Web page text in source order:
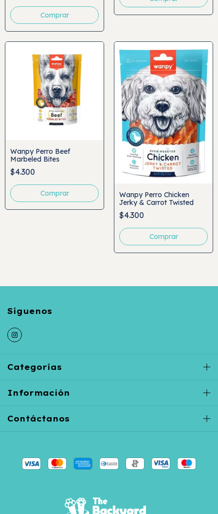
Wanpy Perro Beef
Marbeled Bites
$4.300
Wanpy Perro Chicken
Jerky & Carrot Twisted
$4.300
Categorías
Información
Contáctanos